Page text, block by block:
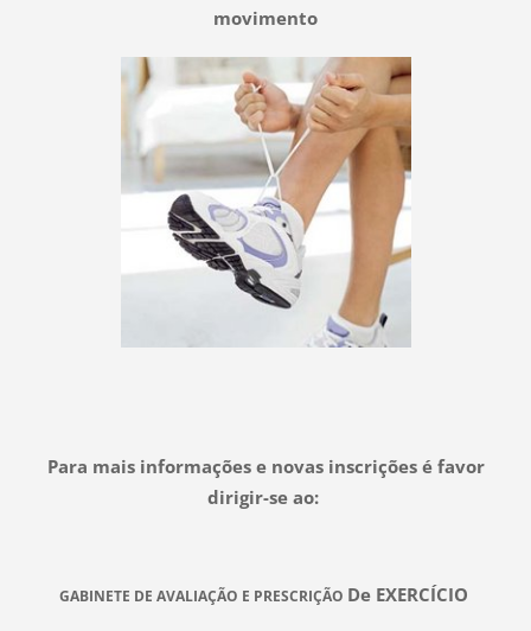
movimento
Para mais informações e novas inscrições é favor
dirigir-se ao:
GABINETE DE AVALIAÇÃO E PRESCRIÇÃO De EXERCÍCIO